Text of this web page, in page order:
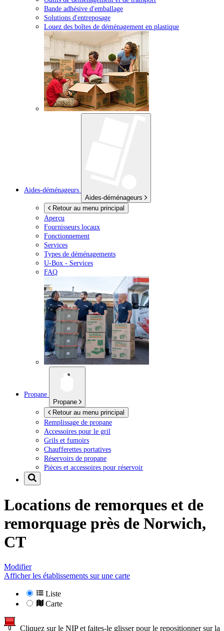
Bande adhésive d'emballage
Solutions d'entreposage
Louez des boîtes de déménagement en plastique
Aides-déménageurs
Aides-déménageurs
Retour au menu principal
Aperçu
Fournisseurs locaux
Fonctionnement
Services
Types de déménagements
U-Box - Services
FAQ
Propane
Propane
Retour au menu principal
Remplissage de propane
Accessoires pour le gril
Grils et fumoirs
Chaufferettes portatives
Réservoirs de propane
Pièces et accessoires pour réservoir
Locations de remorques et de
remorquage près de Norwich,
CT
Modifier
Afficher les établissements sur une carte
Liste
Carte
Cliquez sur le NIP et faites-le glisser pour le repositionner sur la